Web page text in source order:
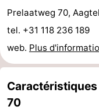
de
vue
-
Terrains
de
jeux
-
Aires
de
-
Bowling
-
Prelaatweg 70,
tel. +31 118 236 189
web. Plus
Caractéristiques
70